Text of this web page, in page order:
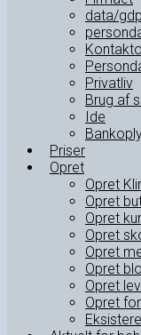
data/
Privatliv
Brug af
Ide
Priser
Opret
Opret
Opret
Opret
Opret
Opret
Opret
Opret
Opret